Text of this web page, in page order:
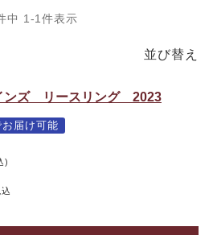
並び替え
中 1 -1件表示
ンズ リースリング 2023
届け可能
)